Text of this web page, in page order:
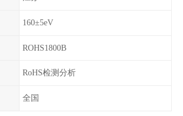
160±5eV
ROHS1800B
RoHS检测分析
全国